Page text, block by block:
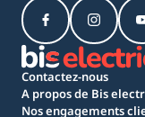
Contactez-nous
A propos de Bis
Nos engagements